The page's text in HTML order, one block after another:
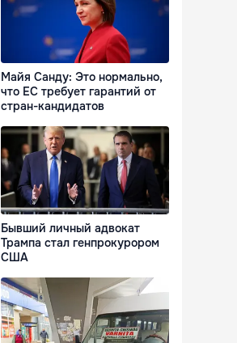
Майя Санду: Это нормально,
что ЕС требует гарантий от
стран-кандидатов
Бывший личный адвокат
Трампа стал генпрокурором
США